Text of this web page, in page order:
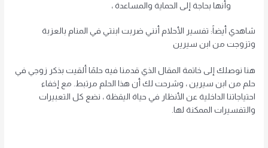
وأنها بحاجة إلى الحماية والمساعدة ،
شاهدي أيضاً: تفسير الأحلام أنني ضربت ابنتي في المنام بالعزبة
وتزوجت من ابن سيرين
هنا نوصلك إلى خاتمة المقال الذي قدمنا ​​فيه حلمًا ألقيت بذكر زوجي في
حلم من ابن سيرين ، وشرحت لك أن هذا الحلم مرتبط. مع إخفاء
احتياجاتنا الداخلية عن الأنظار في حياة اليقظة ، نضع كل التعبيرات
والتفسيرات الممكنة لها.